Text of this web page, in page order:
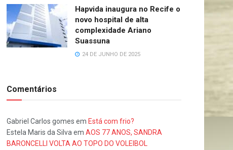
Hapvida inaugura no Recife o
novo hospital de alta
complexidade Ariano
Suassuna
24 DE JUNHO DE 2025
Comentários
Gabriel Carlos gomes em Está com frio?
Estela Maris da Silvaem AOS 77 ANOS, SANDRA
BARONCELLI VOLTA AO TOPO DO VOLEIBOL